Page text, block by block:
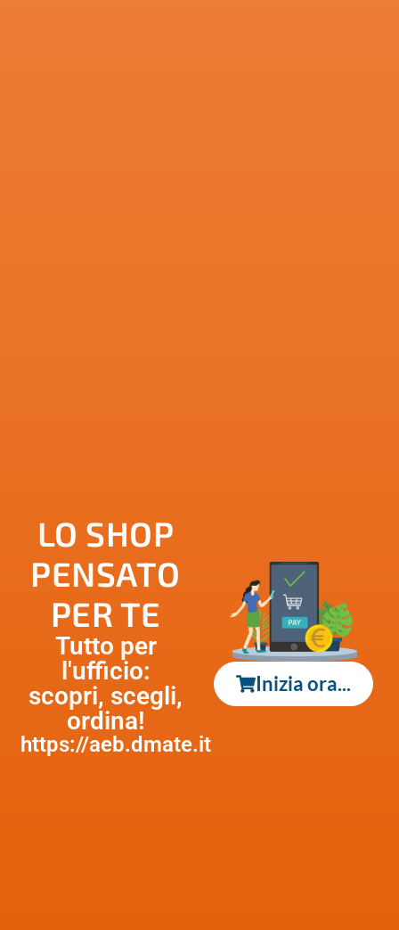
LO SHOP
PENSATO
PER TE
Tutto per
l'ufficio:
scopri, scegli,
ordina!
https://aeb.dmate.it
Inizia ora...